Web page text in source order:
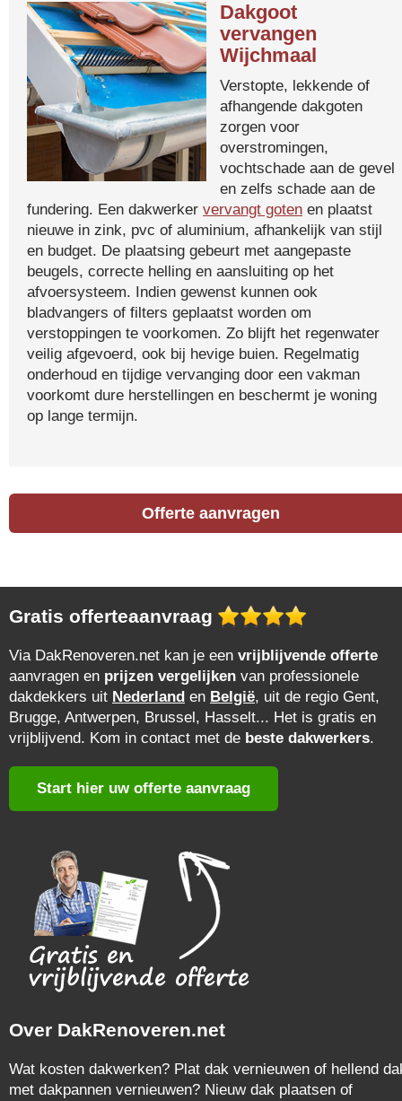
Dakgoot
vervangen
Wijchmaal
Verstopte, lekkende of
afhangende dakgoten
zorgen voor
overstromingen,
vochtschade aan de gevel
en zelfs schade aan de
fundering. Een dakwerker vervangt goten en plaatst
nieuwe in zink, pvc of aluminium, afhankelijk van stijl
en budget. De plaatsing gebeurt met aangepaste
beugels, correcte helling en aansluiting op het
afvoersysteem. Indien gewenst kunnen ook
bladvangers of filters geplaatst worden om
verstoppingen te voorkomen. Zo blijft het regenwater
veilig afgevoerd, ook bij hevige buien. Regelmatig
onderhoud en tijdige vervanging door een vakman
voorkomt dure herstellingen en beschermt je woning
op lange termijn.
Offerte aanvragen
Gratis offerteaanvraag
Via DakRenoveren.net kan je een vrijblijvende offerte
aanvragen en prijzen vergelijken van professionele
dakdekkers uit Nederland en België, uit de regio Gent,
Brugge, Antwerpen, Brussel, Hasselt... Het is gratis en
vrijblijvend. Kom in contact met de beste dakwerkers.
Start hier uw offerte aanvraag
Over DakRenoveren.net
Wat kosten dakwerken? Plat dak vernieuwen of hellend
met dakpannen vernieuwen? Nieuw dak plaatsen of